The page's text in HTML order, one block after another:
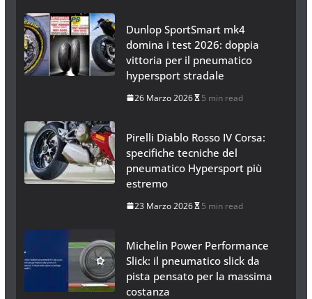
Dunlop SportSmart mk4
domina i test 2026: doppia
vittoria per il pneumatico
hypersport stradale
26 Marzo 2026 5 min read
Pirelli Diablo Rosso IV Corsa:
specifiche tecniche del
pneumatico Hypersport più
estremo
23 Marzo 2026 5 min read
Michelin Power Performance
Slick: il pneumatico slick da
pista pensato per la massima
costanza